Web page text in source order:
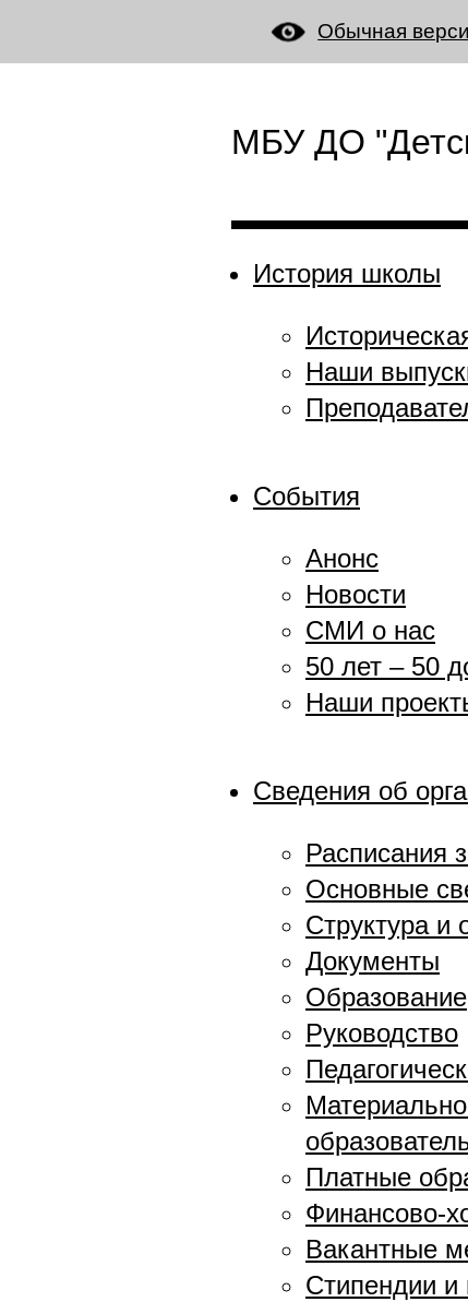
Обычная
МБУ ДО
История школы
Наши
События
Анонс
Новости
СМИ о нас
50 лет – 50
Наши
Сведения об
Расписания
Основные
Структура и
Документы
Образование
Руководство
Платные
Финансово-
Вакантные
Стипендии